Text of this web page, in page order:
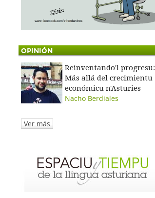
OPINIÓN
Reinventando'l progresu:
Más allá del crecimientu
económicu n'Asturies
Nacho Berdiales
Ver más